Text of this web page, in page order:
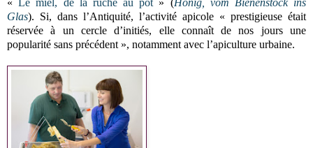
Glas). Si, dans l’Antiquité, l’activité apicole « prestigieuse était
réservée à un cercle d’initiés, elle connaît de nos jours une
popularité sans précédent », notamment avec l’apiculture urbaine.